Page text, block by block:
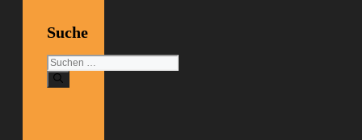
Suche
Suchen
nach: